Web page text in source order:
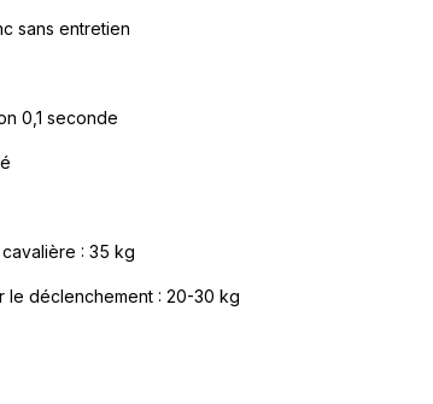
sans entretien
0,1 seconde
: 35 kg
le déclenchement : 20-30 kg